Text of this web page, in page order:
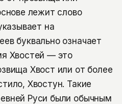
лежит слово
на
буквально означает
Хвостей — это
Хвост или от более
Хвостун. Такие
Руси были обычным